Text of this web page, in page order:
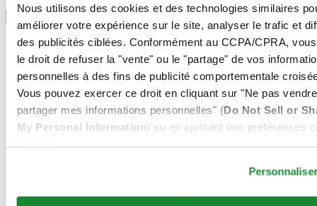
Nous utilisons des cookies et des technologies similaires
améliorer votre expérience sur le site, analyser le trafic et
des publicités ciblées. Conformément au CCPA/CPRA,
le droit de refuser la "vente" ou le "partage" de vos
personnelles à des fins de publicité comportementale
Vous pouvez exercer ce droit en cliquant sur "Ne pas
partager mes informations personnelles" (Do Not Sell or
My Personal Information) ou en ajustant vos préférences
Allemagne
Autriche
Dutch
Français
Chine
English
France